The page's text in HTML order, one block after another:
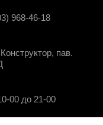
968-46-18
пав.
00 до 21-00